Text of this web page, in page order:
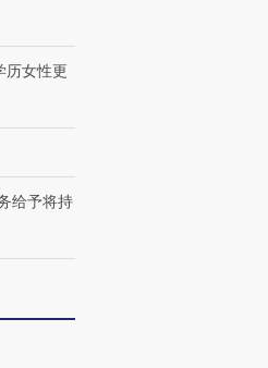
历女性更
给予将持